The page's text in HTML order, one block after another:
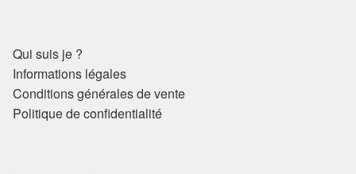
Qui suis je ?
Informations légales
Conditions générales de vente
Politique de confidentialité